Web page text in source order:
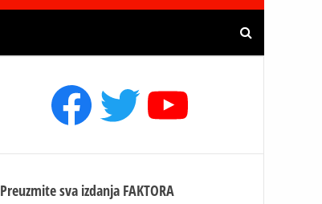
Facebook
TwitterYouTube
Preuzmite sva izdanja FAKTORA